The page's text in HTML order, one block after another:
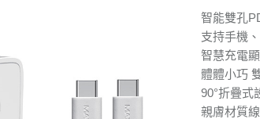
智能雙孔
支持手機
智慧充電
體體小巧
90°折疊式
親膚材質